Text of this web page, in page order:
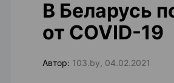
В Беларусь
от COVID-19
Автор: 103.by, 04.02.2021